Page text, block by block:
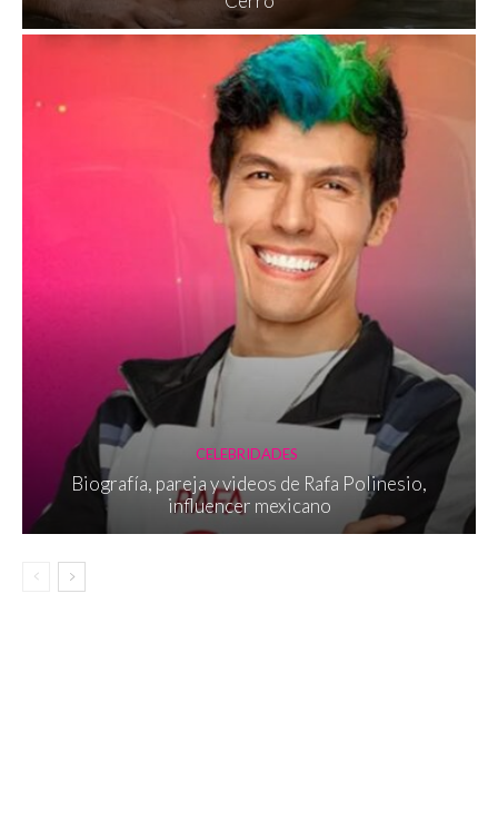
CELEBRIDADES
Biografía, pareja y videos de Rafa Polinesio,
influencer mexicano